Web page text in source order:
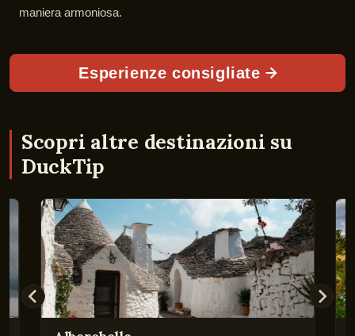
maniera armoniosa.
Esperienze consigliate
Scopri altre destinazioni su
DuckTip